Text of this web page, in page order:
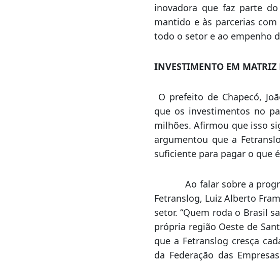
Em nome da entidade
Logística de Chapecó
Fetranslog “é um evento
conexões”. Lembrou que
mantido e às parcerias
todo o setor e ao empenho
INVESTIMENTO EM MATRIZ
que os investimentos no
milhões. Afirmou que isso
argumentou que a
suficiente para pagar o que
Ao falar sobre a